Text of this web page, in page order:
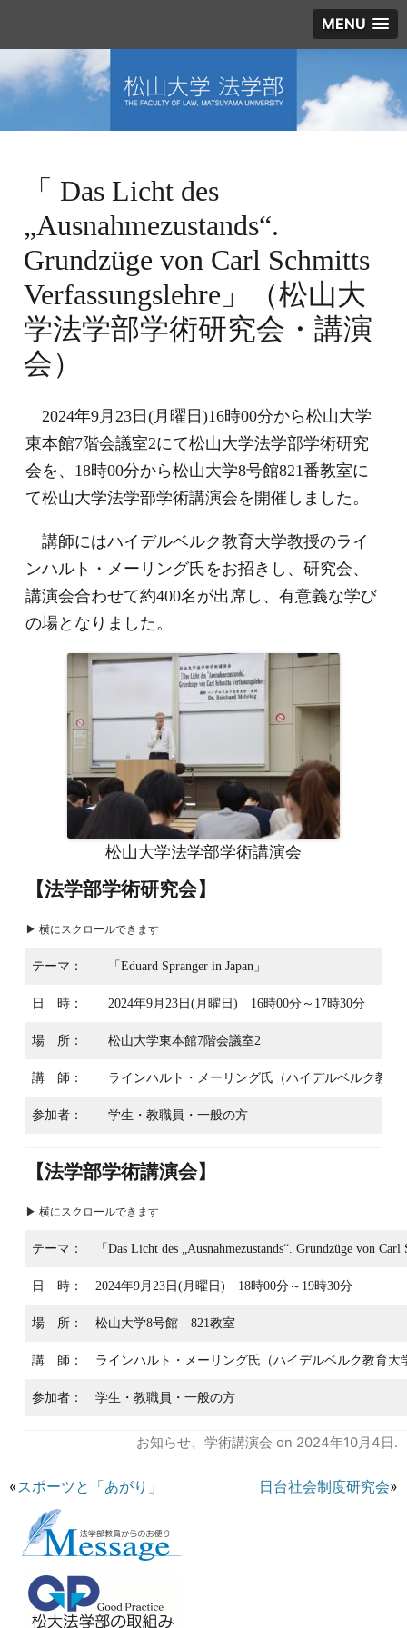
MENU
「 Das Licht des
„Ausnahmezustands“.
Grundzüge von Carl Schmitts
Verfassungslehre」（松山大
学法学部学術研究会・講演
会）
2024年9月23日(月曜日)16時00分から松山大学
東本館7階会議室2にて松山大学法学部学術研究
会を、18時00分から松山大学8号館821番教室に
て松山大学法学部学術講演会を開催しました。
講師にはハイデルベルク教育大学教授のライ
ンハルト・メーリング氏をお招きし、研究会、
講演会合わせて約400名が出席し、有意義な学び
の場となりました。
松山大学法学部学術講演会
【法学部学術研究会】
テーマ： 「Eduard Spranger in Japan」
日 時： 2024年9月23日(月曜日) 16時00分～17時30分
場 所： 松山大学東本館7階会議室2
講 師： ラインハルト・メーリング氏（ハイデルベルク教
参加者： 学生・教職員・一般の方
【法学部学術講演会】
テーマ： 「Das Licht des „Ausnahmezustands“. Grundzüge von
日 時： 2024年9月23日(月曜日) 18時00分～19時30分
場 所： 松山大学8号館 821教室
講 師： ラインハルト・メーリング氏（ハイデルベルク教育
参加者： 学生・教職員・一般の方
お知らせ、 学術講演会 on 2024年10月4日.
«スポーツと「あがり」 日台社会制度研究会»